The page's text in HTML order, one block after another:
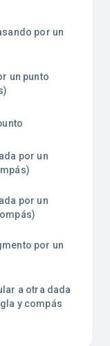
por un
un punto
por un
por un
por un
a otra dada
y compás